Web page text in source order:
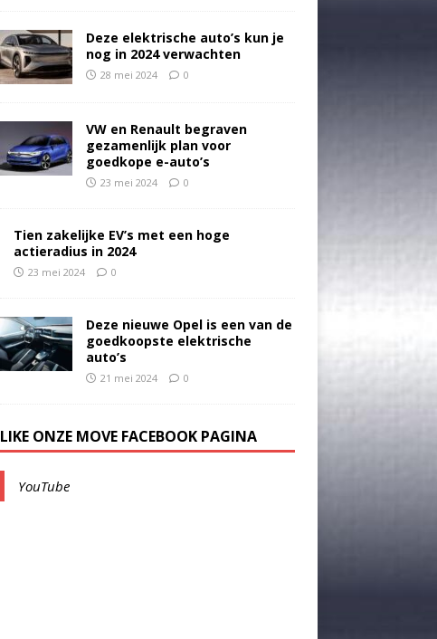
Deze elektrische auto’s kun je
nog in 2024 verwachten
28 mei 2024 0
VW en Renault begraven
gezamenlijk plan voor
goedkope e-auto’s
23 mei 2024 0
Tien zakelijke EV’s met een hoge
actieradius in 2024
23 mei 2024 0
Deze nieuwe Opel is een van de
goedkoopste elektrische
auto’s
21 mei 2024 0
LIKE ONZE MOVE FACEBOOK PAGINA
YouTube